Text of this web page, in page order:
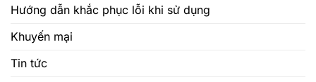
Hướng dẫn khắc phục lỗi khi sử dụng
Khuyến mại
Tin tức